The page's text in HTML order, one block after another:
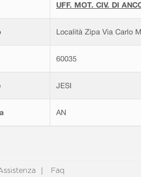
UFF. MOT. CIV. DI
Località Zipa Via Carlo
60035
JESI
AN
Faq